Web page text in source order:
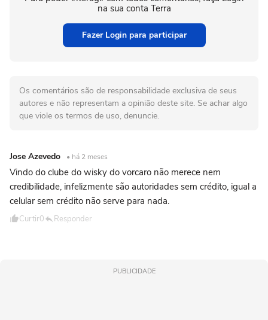
na sua conta Terra
Fazer Login para participar
Os comentários são de responsabilidade exclusiva de seus
autores e não representam a opinião deste site. Se achar algo
que viole os termos de uso, denuncie.
Jose Azevedo • há 2 meses
Vindo do clube do wisky do vorcaro não merece nem
credibilidade, infelizmente são autoridades sem crédito, igual a
celular sem crédito não serve para nada.
Curtir0 Responder
PUBLICIDADE